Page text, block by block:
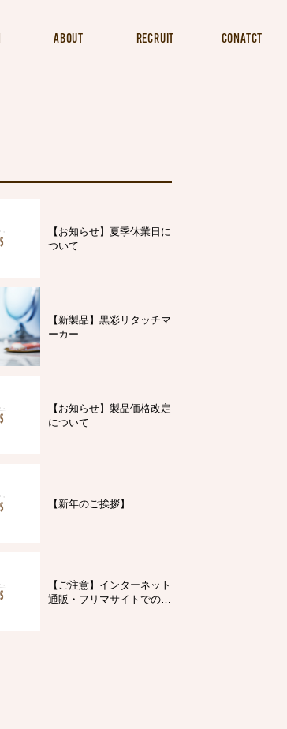
ABOUT RECRUIT CONATCT
【お知らせ】夏季休業日に
ついて
【新製品】黒彩リタッチマ
ーカー
【お知らせ】製品価格改定
について
【新年のご挨拶】
【ご注意】インターネット
通販・フリマサイトでの製